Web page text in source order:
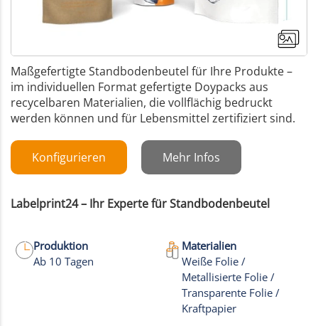
+9
Maßgefertigte Standbodenbeutel für Ihre Produkte –
im individuellen Format gefertigte Doypacks aus
recycelbaren Materialien, die vollflächig bedruckt
werden können und für Lebensmittel zertifiziert sind.
Konfigurieren Mehr Infos
Labelprint24 – Ihr Experte für Standbodenbeutel
Produktion
Ab 10 Tagen
Materialien
Weiße Folie /
Metallisierte Folie /
Transparente Folie /
Kraftpapier